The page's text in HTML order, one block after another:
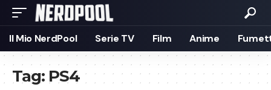
Il Mio NerdPool Serie TV Film Anime
Tag: PS4